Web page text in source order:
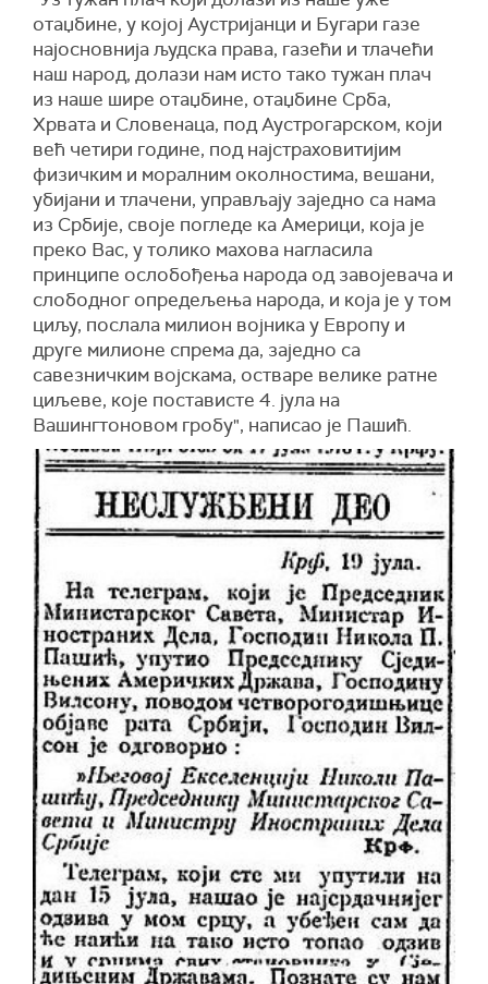
отаџбине, у којој Аустријанци и Бугари газе
најосновнија људска права, газећи и тлачећи
наш народ, долази нам исто тако тужан плач
из наше шире отаџбине, отаџбине Срба,
Хрвата и Словенаца, под Аустрогарском, који
већ четири године, под најстраховитијим
физичким и моралним околностима, вешани,
убијани и тлачени, управљају заједно са нама
из Србије, своје погледе ка Америци, која је
преко Вас, у толико махова нагласила
принципе ослобођења народа од завојевача и
слободног опредељења народа, и која је у том
циљу, послала милион војника у Европу и
друге милионе спрема да, заједно са
савезничким војскама, остваре велике ратне
циљеве, које постависте 4. јула на
Вашингтоновом гробу", написао је Пашић.